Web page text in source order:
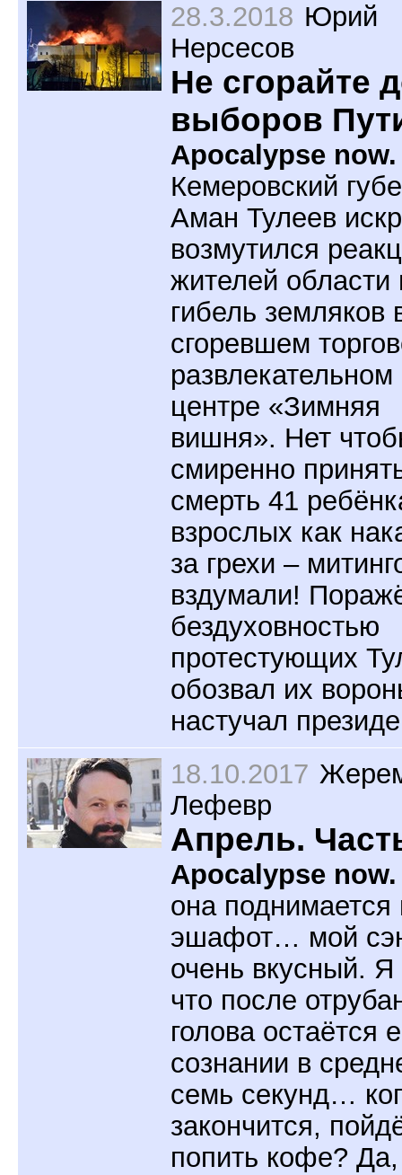
28.3.2018 Юрий
Нерсесов
Не сгорайте
выборов
Apocalypse now.
Кемеровский
Аман Тулеев
возмутился
жителей области
гибель земляков
сгоревшем
развлекательном
центре «Зимняя
вишня». Нет
смиренно
смерть 41
взрослых как
за грехи –
вздумали!
бездуховностью
протестующих
обозвал их
настучал
18.10.2017
Лефевр
Апрель.
Apocalypse now.
она поднимается
эшафот… мой
очень вкусный. Я
что после
голова остаётся
сознании в
семь секунд…
закончится,
попить кофе?